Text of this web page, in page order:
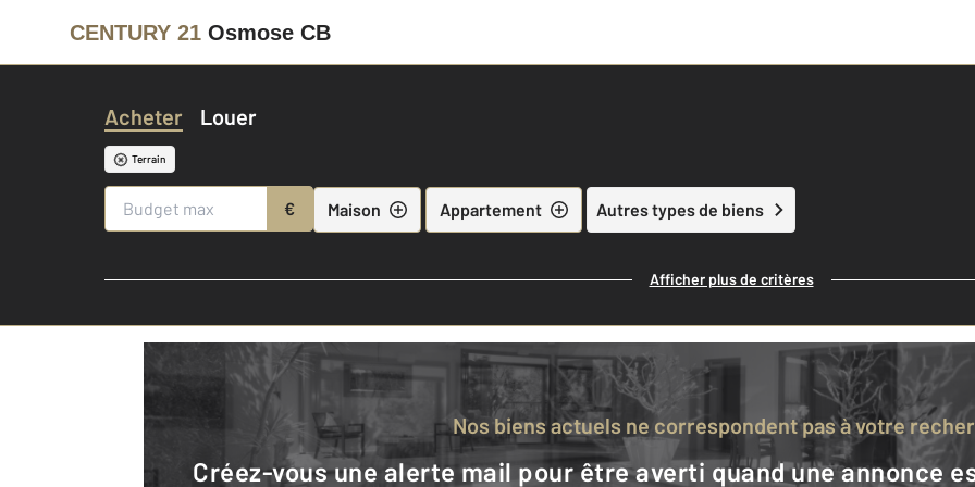
CENTURY 21 Osmose CB
Acheter Louer
Terrain
€ Maison Appartement Autres types de biens
Afficher plus de critères
Nos biens actuels ne correspondent pas à votre
Créez-vous une alerte mail pour être averti quand une annonce est en ligne et consultez la